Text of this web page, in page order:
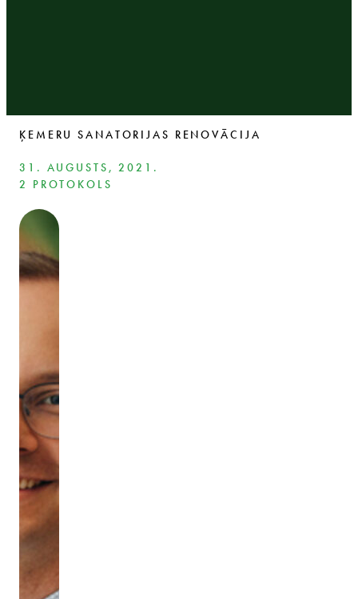
ĶEMERU SANATORIJAS RENOVĀCIJA
31. AUGUSTS, 2021.
2 PROTOKOLS